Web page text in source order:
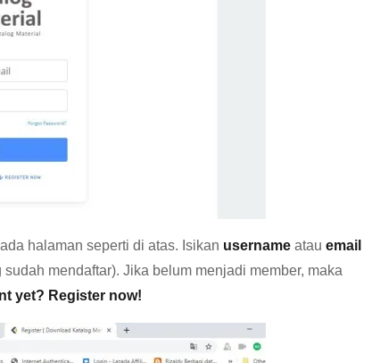
halaman seperti di atas. Isikan username atau email
mendaftar). Jika belum menjadi member, maka
yet? Register now!